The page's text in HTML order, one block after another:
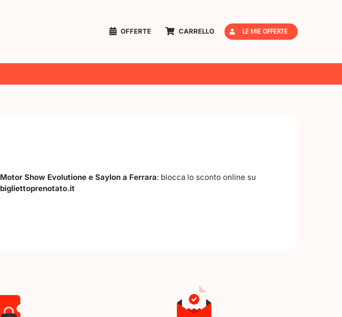
OFFERTE CARRELLO LE MIE OFFERTE
Motor Show Evolutione e Saylon a Ferrara: blocca lo sconto online su
bigliettoprenotato.it